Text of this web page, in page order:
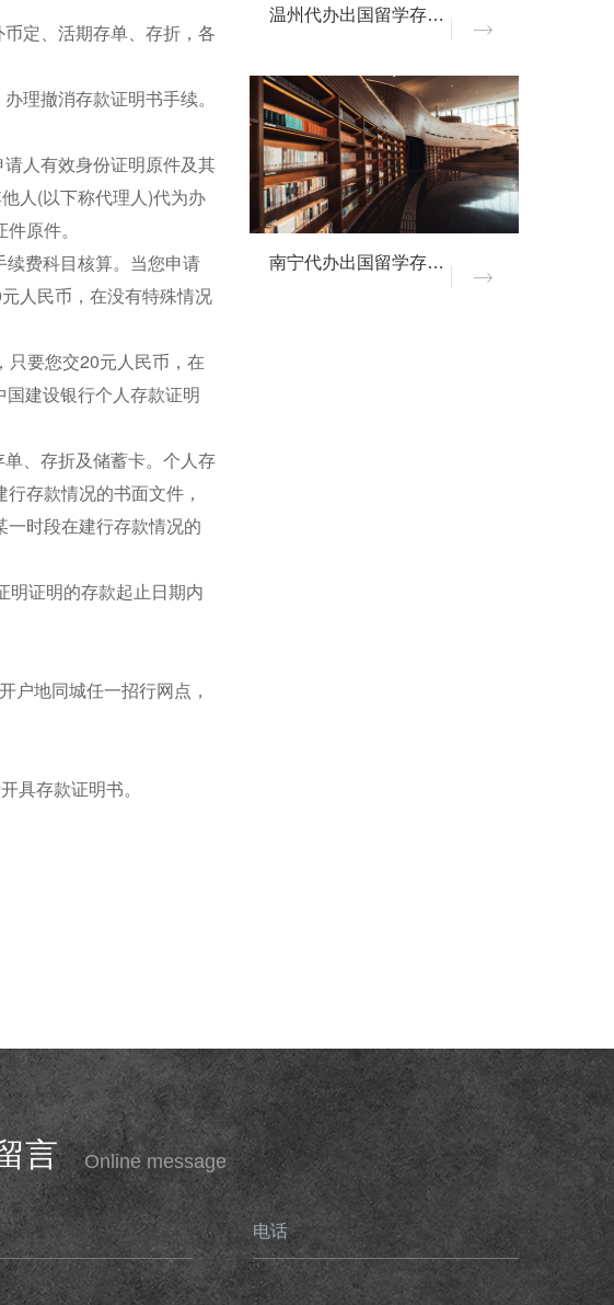
定、活期存单、存折，各
理撤消存款证明书手续。
人有效身份证明原件及其
人(以下称代理人)代为办
原件。
费科目核算。当您申请
人民币，在没有特殊情况
只要您交20元人民币，在
国建设银行个人存款证明
、存折及储蓄卡。个人存
存款情况的书面文件，
时段在建行存款情况的
明证明的存款起止日期内
户地同城任一招行网点，
具存款证明书。
温州代办出国留学存款证明
南宁代办出国留学存款证明
言 Online message
电话